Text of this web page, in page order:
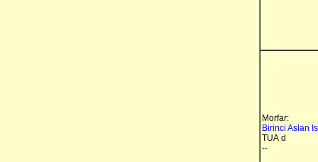
Morfar:
Birinci Aslan
TUA d
--